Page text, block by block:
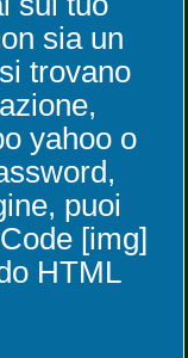
sia un
trovano
yahoo o
puoi
[img]
HTML